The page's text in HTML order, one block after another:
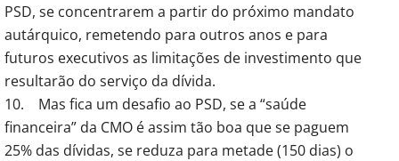
PSD, se concentrarem a partir do próximo mandato
autárquico, remetendo para outros anos e para
futuros executivos as limitações de investimento que
resultarão do serviço da dívida.
10. Mas fica um desafio ao PSD, se a “saúde
financeira” da CMO é assim tão boa que se paguem
25% das dívidas, se reduza para metade (150 dias) o